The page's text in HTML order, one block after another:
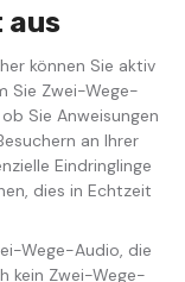
aus
können Sie aktiv
Sie Zwei-Wege-
Sie Anweisungen
an Ihrer
Eindringlinge
dies in Echtzeit
Wege-Audio, die
kein Zwei-Wege-